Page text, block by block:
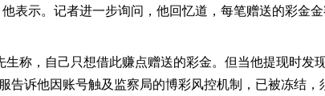
表示。记者进一步询问，他回忆道，每笔赠送的彩金金
生称，自己只想借此赚点赠送的彩金。但当他提现时发
告诉他因账号触及监察局的博彩风控机制，已被冻结